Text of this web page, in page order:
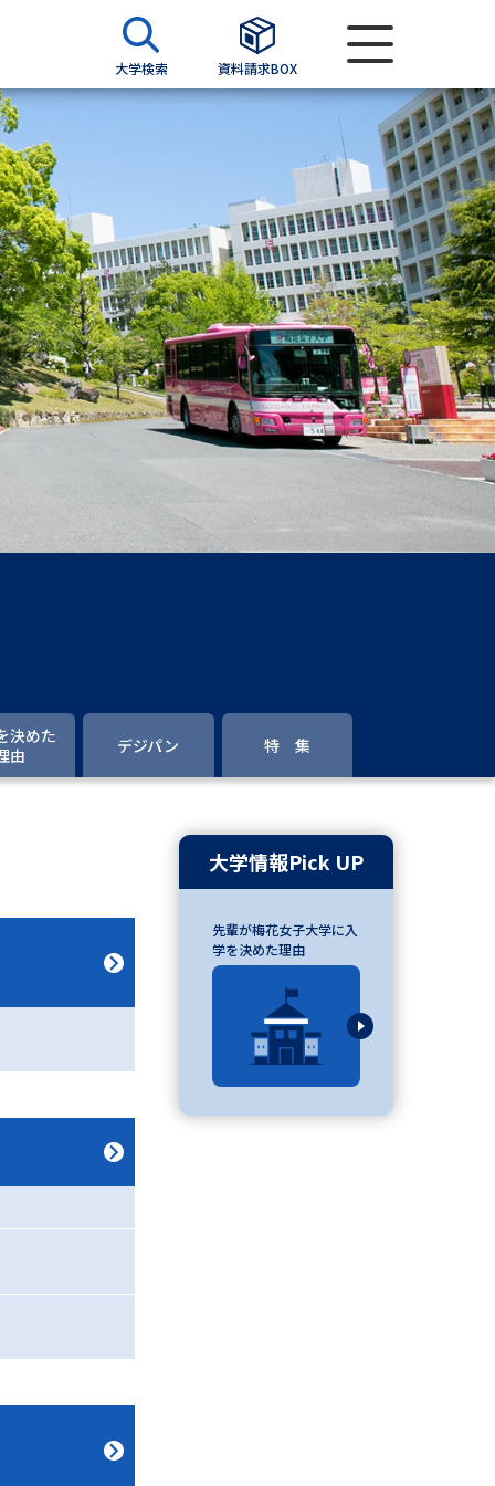
大学検索 資料請求BOX
書
願書
過去問題集
の請求
高等学校卒業程度認定試験
大学検索
デジタルパンフレット
先輩が入学を決めた理由
決めた
由
デジパン 特 集
大学情報Pick UP
先輩が梅花女子大学に入
学を決めた理由